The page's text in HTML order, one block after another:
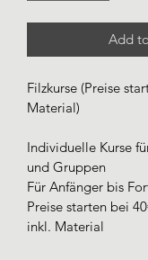
Add
Filzkurse (Preise
Material)
Individuelle Kurse
und Gruppen
Für Anfänger bis
Preise starten bei
inkl. Material